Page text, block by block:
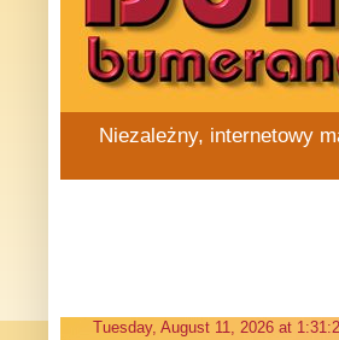
Niezależny, internetowy